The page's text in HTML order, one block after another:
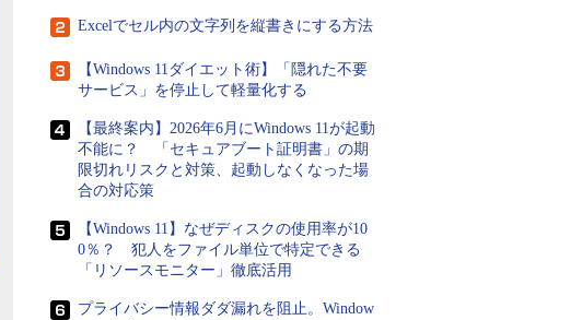
Excelでセル内の文字列を縦書きにする方法
【Windows 11ダイエット術】「隠れた不要
サービス」を停止して軽量化する
【最終案内】2026年6月にWindows 11が起動
不能に？ 「セキュアブート証明書」の期
限切れリスクと対策、起動しなくなった場
合の対応策
【Windows 11】なぜディスクの使用率が10
0％？ 犯人をファイル単位で特定できる
「リソースモニター」徹底活用
プライバシー情報ダダ漏れを阻止。Window